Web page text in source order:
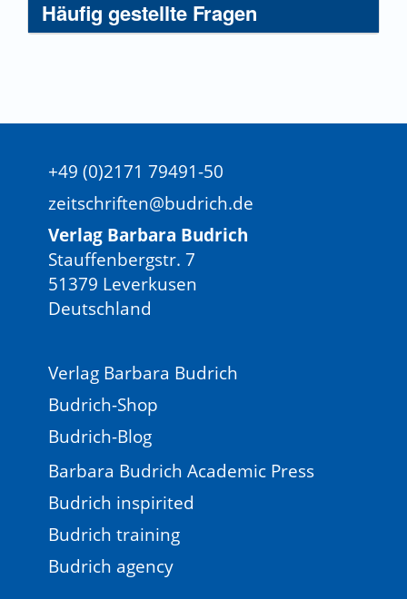
Häufig gestellte Fragen
+49 (0)2171 79491-50
zeitschriften@budrich.de
Verlag Barbara Budrich
Stauffenbergstr. 7
51379 Leverkusen
Deutschland
Verlag Barbara Budrich
Budrich-Shop
Budrich-Blog
Barbara Budrich Academic Press
Budrich inspirited
Budrich training
Budrich agency